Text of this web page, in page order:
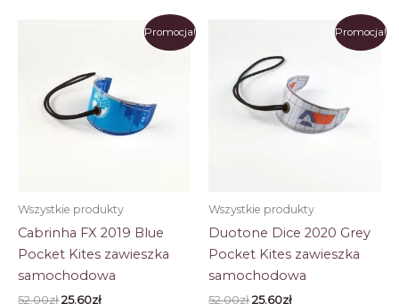
Promocja!
Wszystkie produkty
Cabrinha FX 2019 Blue
Pocket Kites zawieszka
samochodowa
52.00złPierwotna
25.60złAktualna
Promocja!
Wszystkie produkty
Duotone Dice 2020 Grey
Pocket Kites zawieszka
samochodowa
52.00złPierwotna
25.60złAktualna